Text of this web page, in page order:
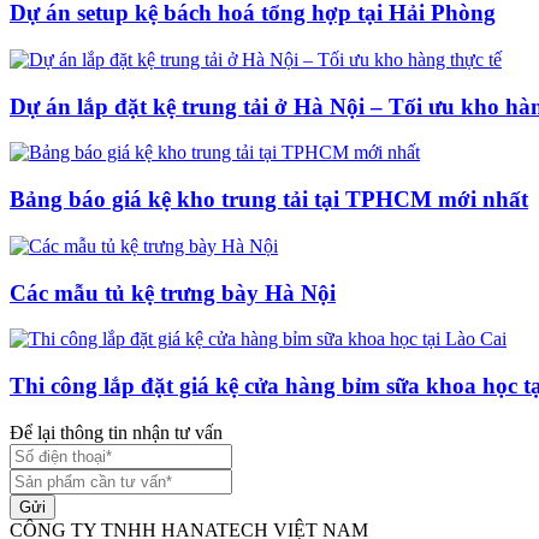
Dự án setup kệ bách hoá tổng hợp tại Hải Phòng
Dự án lắp đặt kệ trung tải ở Hà Nội – Tối ưu kho
Bảng báo giá kệ kho trung tải tại TPHCM mới nhất
Các mẫu tủ kệ trưng bày Hà Nội
Thi công lắp đặt giá kệ cửa hàng bỉm sữa khoa học
Để lại thông tin nhận tư vấn
Gửi
CÔNG TY TNHH HANATECH VIỆT NAM